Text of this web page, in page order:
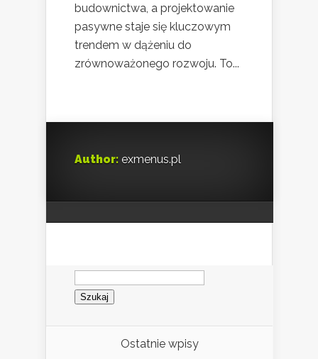
budownictwa, a projektowanie
pasywne staje się kluczowym
trendem w dążeniu do
zrównoważonego rozwoju. To...
Author: exmenus.pl
Szukaj:
Ostatnie wpisy